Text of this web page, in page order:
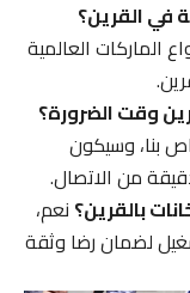
القرين؟
العالمية
الضرورة؟
وسيكون
بالقرين؟نعم،
لضمان رضا وثقة